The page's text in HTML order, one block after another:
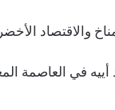
والاقتصاد
أييه في العاصمة